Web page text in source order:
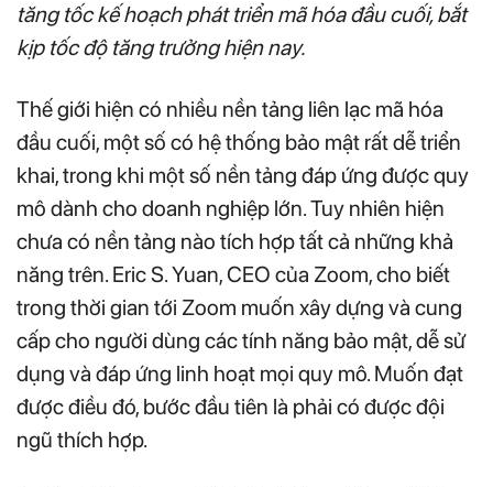
tăng tốc kế hoạch phát triển mã hóa đầu cuối, bắt
kịp tốc độ tăng trưởng hiện nay.
Thế giới hiện có nhiều nền tảng liên lạc mã hóa
đầu cuối, một số có hệ thống bảo mật rất dễ triển
khai, trong khi một số nền tảng đáp ứng được quy
mô dành cho doanh nghiệp lớn. Tuy nhiên hiện
chưa có nền tảng nào tích hợp tất cả những khả
năng trên. Eric S. Yuan, CEO của Zoom, cho biết
trong thời gian tới Zoom muốn xây dựng và cung
cấp cho người dùng các tính năng bảo mật, dễ sử
dụng và đáp ứng linh hoạt mọi quy mô. Muốn đạt
được điều đó, bước đầu tiên là phải có được đội
ngũ thích hợp.